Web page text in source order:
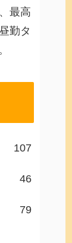
最高
勤タ
107
46
79